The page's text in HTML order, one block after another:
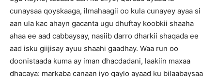
cunaysaa qoyskaaga, ilmahaagii oo kula cunayey ayaa si
aan ula kac ahayn gacanta ugu dhuftay koobkii shaaha
ahaa ee aad cabbaysay, nasiib darro dharkii shaqada ee
aad isku giijisay ayuu shaahi gaadhay. Waa run oo
doonistaada kuma ay iman dhacdadani, laakiin maxaa
dhacaya: markaba canaan iyo qaylo ayaad ku bilaabaysaa